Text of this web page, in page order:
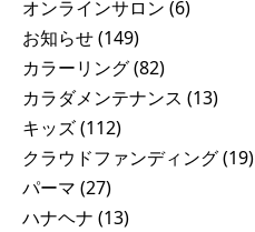
オンラインサロン (6)
お知らせ(149)
カラーリング(82)
カラダメンテナンス (13)
キッズ(112)
クラウドファンディング(19)
パーマ (27)
ハナヘナ (13)